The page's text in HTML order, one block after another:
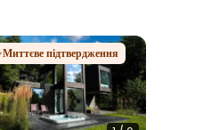
Миттєве підтвердження